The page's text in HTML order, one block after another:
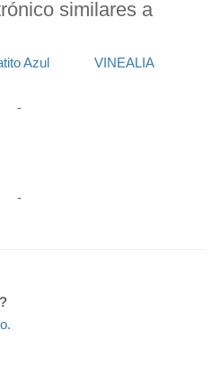
similares a
Azul
VINEALIA
-
-